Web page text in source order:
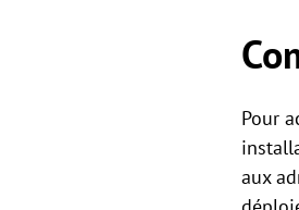
Pour
aux